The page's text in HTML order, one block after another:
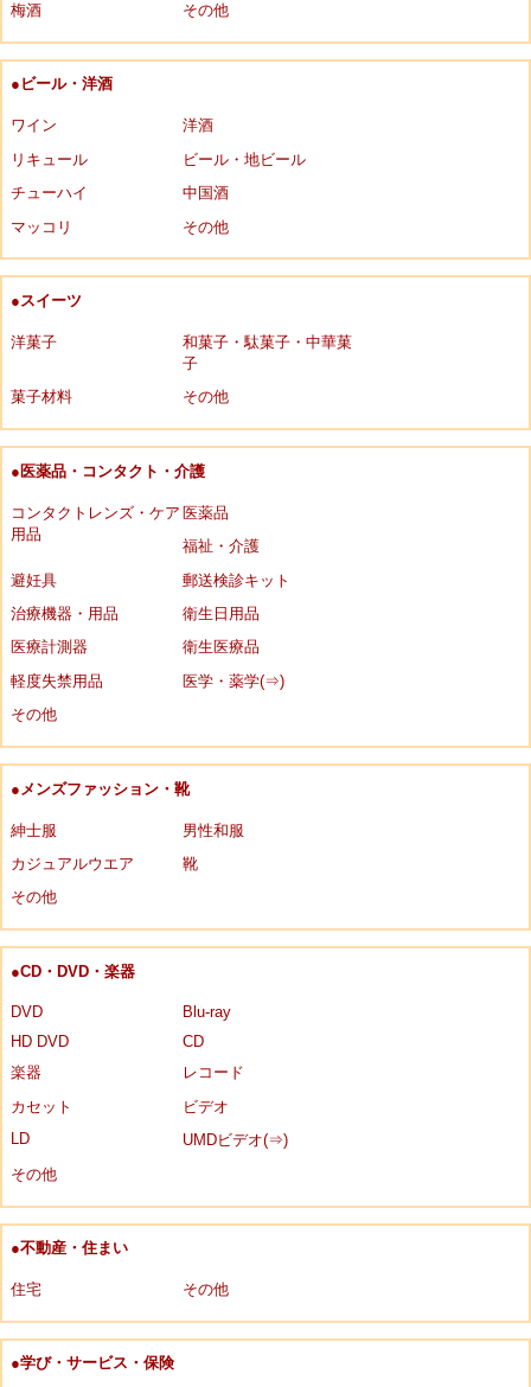
梅酒
その他
●ビール・洋酒
ワイン
洋酒
リキュール
ビール・地ビール
チューハイ
中国酒
マッコリ
その他
●スイーツ
洋菓子
和菓子・駄菓子・中華菓
子
菓子材料
その他
●医薬品・コンタクト・介護
コンタクトレンズ・ケア
用品
医薬品
福祉・介護
避妊具
郵送検診キット
治療機器・用品
衛生日用品
医療計測器
衛生医療品
軽度失禁用品
医学・薬学(⇒)
その他
●メンズファッション・靴
紳士服
男性和服
カジュアルウエア
靴
その他
●CD・DVD・楽器
DVD
Blu-ray
HD DVD
CD
楽器
レコード
カセット
ビデオ
LD
UMDビデオ(⇒)
その他
●不動産・住まい
住宅 その他
●学び・サービス・保険